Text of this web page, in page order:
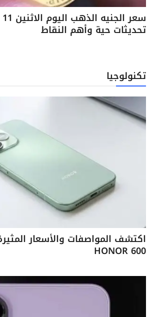
تحديثات حية وأهم النقاط
تكنولوجيا
اكتشف المواصفات والأسعار
HONOR 600